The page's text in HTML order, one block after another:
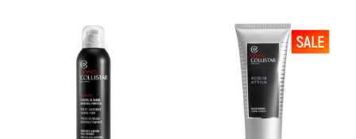
verlanglijst
Voeg
verlanglijst